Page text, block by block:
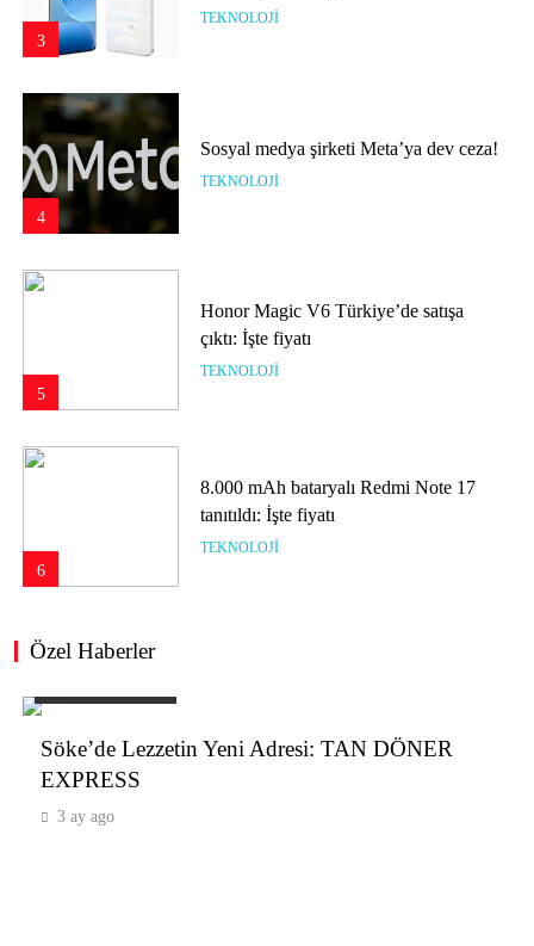
3
TEKNOLOJI
4
Sosyal medya şirketi Meta’ya dev ceza!
TEKNOLOJI
5
Honor Magic V6 Türkiye’de satışa
çıktı: İşte fiyatı
TEKNOLOJI
6
8.000 mAh bataryalı Redmi Note 17
tanıtıldı: İşte fiyatı
TEKNOLOJI
7
Özel Haberler
Söke’de Lezzetin Yeni Adresi: TAN DÖNER
EXPRESS
3 ay ago